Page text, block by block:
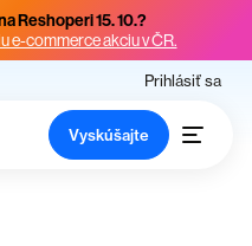
Reshoperi 15. 10.?
e-commerce akciu v ČR.
Prihlásiť sa
Vyskúšajte